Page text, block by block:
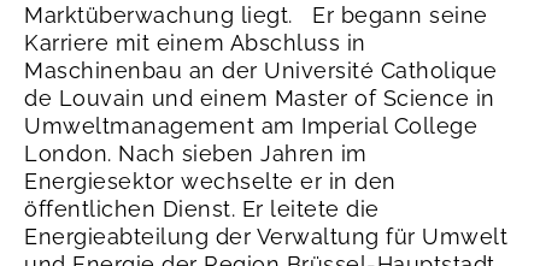
Marktüberwachung liegt.
Er begann seine
Karriere mit einem Abschluss in
Maschinenbau an der Université Catholique
de Louvain und einem Master of Science in
Umweltmanagement am Imperial College
London. Nach sieben Jahren im
Energiesektor wechselte er in den
öffentlichen Dienst. Er leitete die
Energieabteilung der Verwaltung für Umwelt